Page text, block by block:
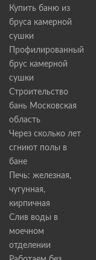
Купить баню из
бруса камерной
сушки
Профилированный
брус камерной
сушки
Строительство
бань Московская
область
Через сколько лет
сгниют полы в
бане
Печь: железная,
чугунная,
кирпичная
Слив воды в
моечном
отделении